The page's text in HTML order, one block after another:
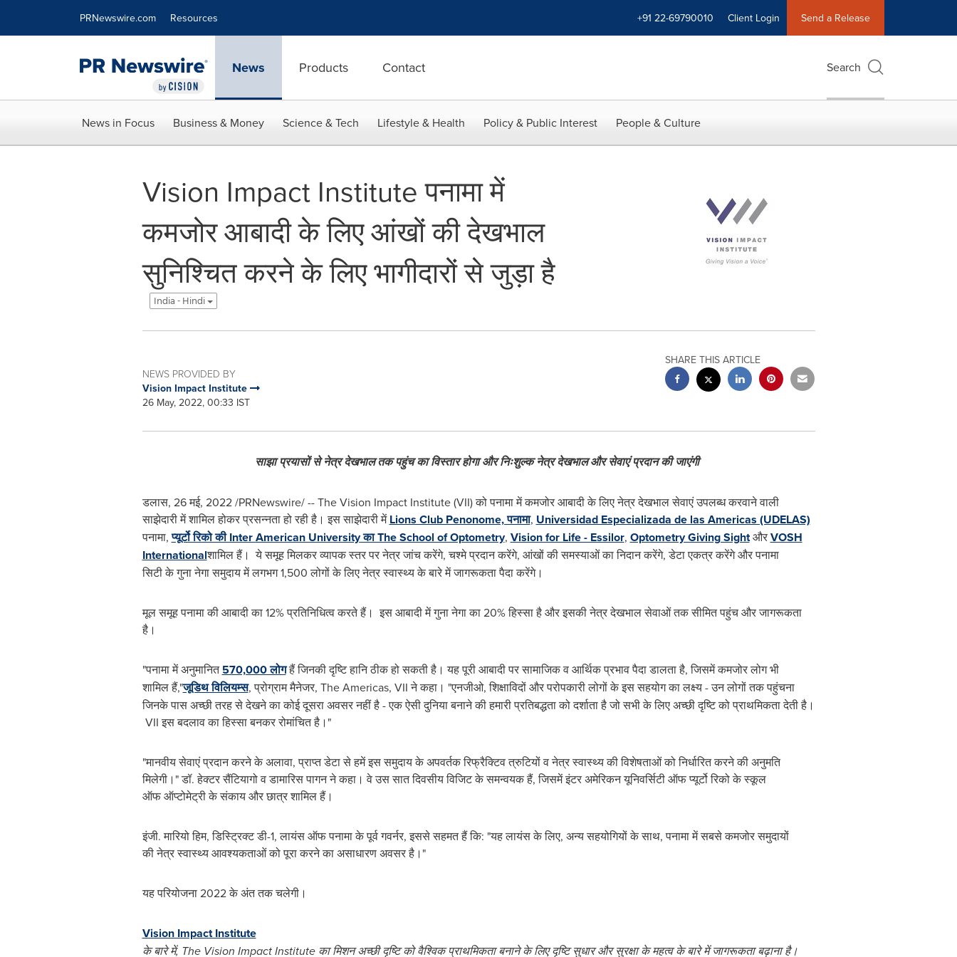
PRNewswire.com Resources +91 22-69790010 Client Login Send a Release
News Products Contact Search
News in Focus Business & Money Science & Tech Lifestyle & Health Policy & Public Interest People & Culture
Vision Impact Institute पनामा में
कमजोर आबादी के लिए आंखों की देखभाल
सुनिश्चित करने के लिए भागीदारों से जुड़ा है
India - Hindi
NEWS PROVIDED BY
Vision Impact Institute
26 May, 2022, 00:33 IST
SHARE THIS ARTICLE
साझा प्रयासों से नेत्र देखभाल तक पहुंच का विस्तार होगा और निःशुल्क नेत्र देखभाल और सेवाएं प्रदान की जाएंगी
डलास, 26 मई, 2022 /PRNewswire/ -- The Vision Impact Institute (VII) को पनामा में कमजोर आबादी के लिए नेत्र देखभाल सेवाएं उपलब्ध करवाने वाली
साझेदारी में शामिल होकर प्रसन्नता हो रही है। इस साझेदारी मेंLions Club Penonome, पनामा, Universidad Especializada de las Americas (UDELAS)
पनामा,प्यूर्टो रिको की InterAmerican Universityका The School of Optometry, Vision for Life - Essilor, Optometry Giving SightऔरVOSH
Internationalशामिल हैं। ये समूह मिलकर व्यापक स्तर पर नेत्र जांच करेंगे, चश्मे प्रदान करेंगे, आंखों की समस्याओं का निदान करेंगे, डेटा एकत्र करेंगे और पनामा
सिटी के गुना नेगा समुदाय में लगभग 1,500 लोगों के लिए नेत्र स्वास्थ्य के बारे में जागरूकता पैदा करेंगे।
मूल समूह पनामा की आबादी का 12% प्रतिनिधित्व करते हैं। इस आबादी में गुना नेगा का 20% हिस्सा है और इसकी नेत्र देखभाल सेवाओं तक सीमित पहुंच और जागरूकता
है।
"पनामा में अनुमानित570,000 लोगहैं जिनकी दृष्टि हानि ठीक हो सकती है। यह पूरी आबादी पर सामाजिक व आर्थिक प्रभाव पैदा डालता है, जिसमें कमजोर लोग भी
शामिल हैं,"जूडिथ विलियम्स, प्रोग्राम मैनेजर, The Americas, VII ने कहा। "एनजीओ, शिक्षाविदों और परोपकारी लोगों के इस सहयोग का लक्ष्य - उन लोगों तक पहुंचना
जिनके पास अच्छी तरह से देखने का कोई दूसरा अवसर नहीं है - एक ऐसी दुनिया बनाने की हमारी प्रतिबद्धता को दर्शाता है जो सभी के लिए अच्छी दृष्टि को प्राथमिकता देती है।
VII इस बदलाव का हिस्सा बनकर रोमांचित है।"
"मानवीय सेवाएं प्रदान करने के अलावा, प्राप्त डेटा से हमें इस समुदाय के अपवर्तक रिफ्रैक्टिव त्रुटियों व नेत्र स्वास्थ्य की विशेषताओं को निर्धारित करने की अनुमति
मिलेगी।" डॉ. हेक्टर सैंटियागो व डामारिस पागन ने कहा। वे उस सात दिवसीय विजिट के समन्वयक हैं, जिसमें इंटर अमेरिकन यूनिवर्सिटी ऑफ प्यूर्टो रिको के स्कूल
ऑफ ऑप्टोमेट्री के संकाय और छात्र शामिल हैं।
इंजी. मारियो हिम, डिस्ट्रिक्ट डी-1, लायंस ऑफ पनामा के पूर्व गवर्नर, इससे सहमत हैं कि: "यह लायंस के लिए, अन्य सहयोगियों के साथ, पनामा में सबसे कमजोर समुदायों
की नेत्र स्वास्थ्य आवश्यकताओं को पूरा करने का असाधारण अवसर है।"
यह परियोजना 2022 के अंत तक चलेगी।
Vision Impact Institute
के बारे में, The Vision Impact Institute का मिशन अच्छी दृष्टि को वैश्विक प्राथमिकता बनाने के लिए दृष्टि सुधार और सुरक्षा के महत्व के बारे में जागरूकता बढ़ाना है।